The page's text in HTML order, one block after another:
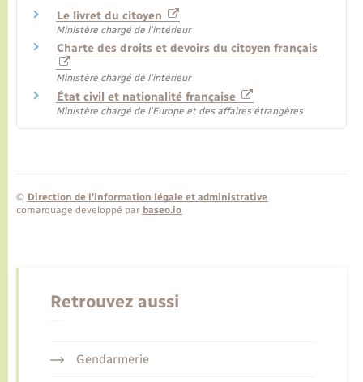
Le livret du citoyen
Ministère chargé de l'intérieur
Charte des droits et devoirs du citoyen français
Ministère chargé de l'intérieur
État civil et nationalité française
Ministère chargé de l'Europe et des affaires étrangères
© Direction de l’information légale et administrative
comarquage developpé par baseo.io
Retrouvez aussi
Gendarmerie